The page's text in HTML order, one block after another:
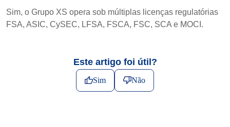
Sim, o Grupo XS opera sob múltiplas licenças regulatórias
FSA, ASIC, CySEC, LFSA, FSCA, FSC, SCA e MOCI.
Este artigo foi útil?
Sim Não